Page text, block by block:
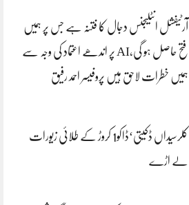
آرٹیفشل انٹلیجنس دجال کا فتنہ ہے جس پر ہمیں
فتح حاصل ہو گی،AI پر اندھے اعتماد کی وجہ سے
ہمیں خطرات لاحق ہیں پروفیسر احمد رفیق
کلرسیداں ڈکیتی‘ڈاکو1 کروڑ کے طلائی زیورات
لے اڑے